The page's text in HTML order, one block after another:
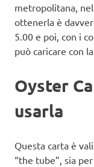
metropolitana,
ottenerla è
5.00 e poi, con i
può caricare con
Oyster
usarla
Questa carta è
“the tube”, sia